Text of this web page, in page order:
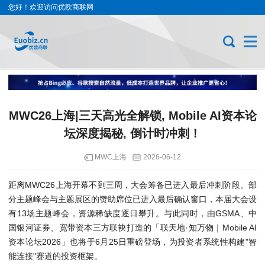
您好！欢迎访问优欧商联网
MWC26上海|三天高光全解锁, Mobile AI资本论
坛深度揭秘, 倒计时冲刺！
MWC上海 2026-06-12
距离MWC26上海开幕不到三周，大会筹备已进入最后冲刺阶段。部
分主题峰会与主题展区的赞助席位已进入最后确认窗口，本届大会设
有13场主题峰会，资源稀缺度逐日攀升。与此同时，由GSMA、中
国银河证券、宽带资本三方联袂打造的「联天地·知万物｜Mobile AI
资本论坛2026」也将于6月25日重磅登场，为投资者系统性构建"智
能连接"赛道的投资框架。